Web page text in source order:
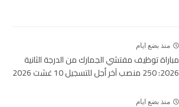
منذ بضع ايام
مباراة توظيف مفتشي الجمارك من الدرجة الثانية
2026: 250 منصب آخر أجل للتسجيل 10 غشت 2026
منذ بضع ايام